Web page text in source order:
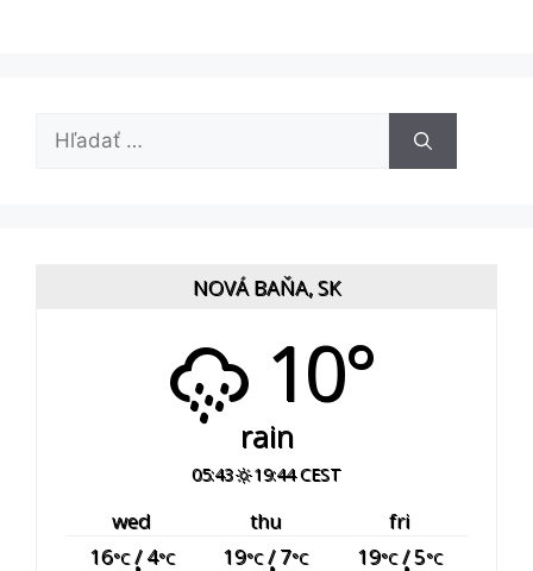
Hľadať:
NOVÁ BAŇA, SK
10°
rain
05:43 19:44 CEST
wed thu
fri
16°C/ 4°C 19°C/ 7°C 19°C/ 5°C